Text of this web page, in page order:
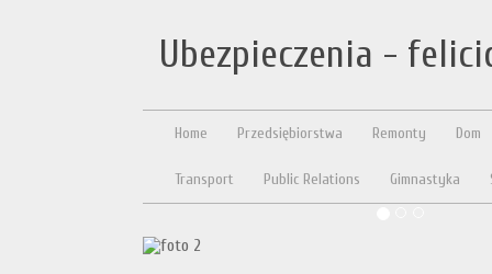
Ubezpieczenia -
Home Przedsiębiorstwa Remonty Dom
Transport Public Relations Gimnastyka